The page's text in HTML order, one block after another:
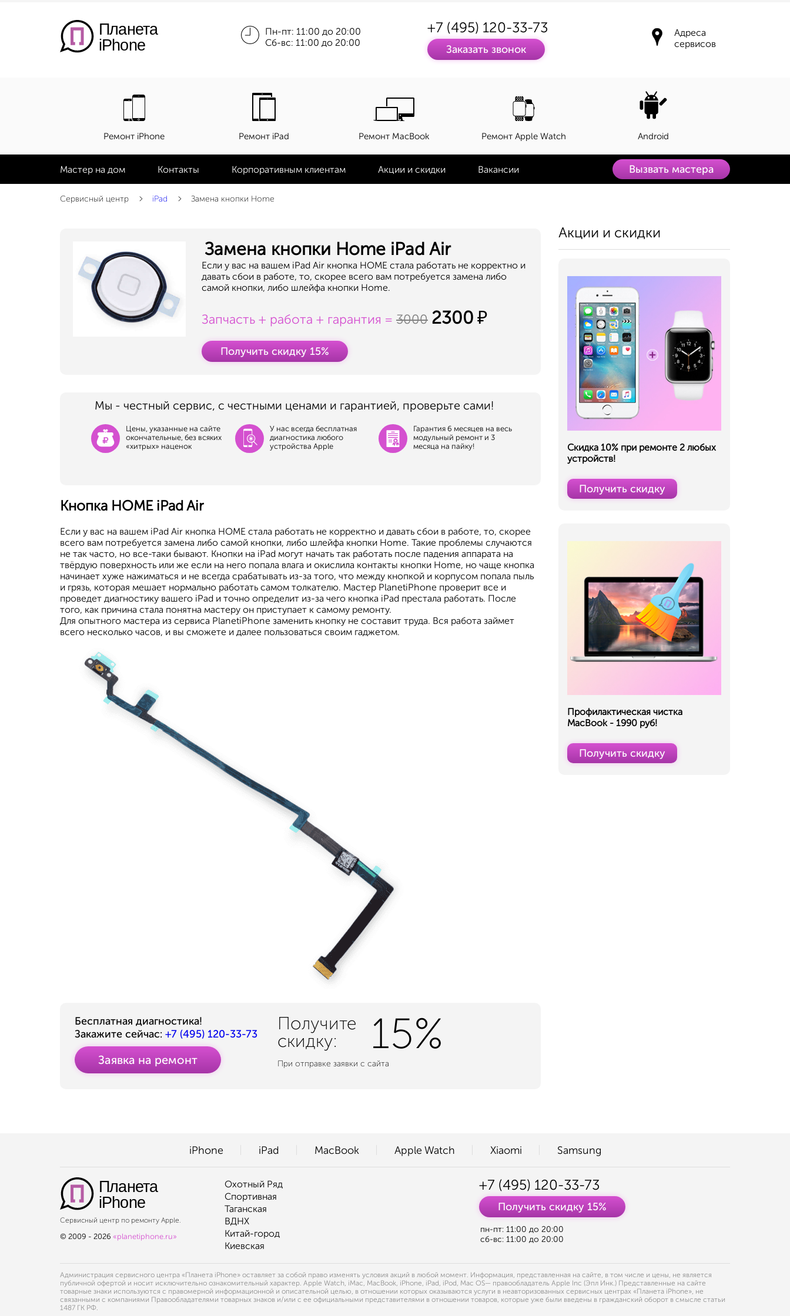
Планета
iPhone
Пн-пт: 11:00 до 20:00
Сб-вс: 11:00 до 20:00
+7 (495) 120-33-73
Заказать звонок
Адреса
сервисов
Ремонт iPhone Ремонт iPad Ремонт MacBook Ремонт Apple Watch Android
Мастер на дом Контакты Корпоративным клиентам Акции и скидки Вакансии Вызвать мастера
Сервисный центр iPad Замена кнопки Home
Замена кнопки Home iPad Air
Если у вас на вашем iPad Air кнопка HOME стала работать не корректно и
давать сбои в работе, то, скорее всего вам потребуется замена либо
самой кнопки, либо шлейфа кнопки Home.
Запчасть + работа + гарантия = 3000 2300
Получить скидку 15%
Мы - честный сервис, с честными ценами и гарантией, проверьте сами!
Цены, указанные на сайте
окончательные, без всяких
«хитрых» наценок
У нас всегда бесплатная
диагностика любого
устройства Apple
Гарантия 6 месяцев на весь
модульный ремонт и 3
месяца на пайку!
Кнопка HOME iPad Air
Если у вас на вашем iPad Air кнопка HOME стала работать не корректно и давать сбои в работе, то, скорее
всего вам потребуется замена либо самой кнопки, либо шлейфа кнопки Home. Такие проблемы случаются
не так часто, но все-таки бывают. Кнопки на iPad могут начать так работать после падения аппарата на
твёрдую поверхность или же если на него попала влага и окислила контакты кнопки Home, но чаще кнопка
начинает хуже нажиматься и не всегда срабатывать из-за того, что между кнопкой и корпусом попала пыль
и грязь, которая мешает нормально работать самом толкателю. Мастер PlanetiPhone проверит все и
проведет диагностику вашего iPad и точно определит из-за чего кнопка iPad престала работать. После
того, как причина стала понятна мастеру он приступает к самому ремонту.
Для опытного мастера из сервиса PlanetiPhone заменить кнопку не составит труда. Вся работа займет
всего несколько часов, и вы сможете и далее пользоваться своим гаджетом.
Бесплатная диагностика!
Закажите сейчас: +7 (495) 120-33-73
Заявка на ремонт
Получите
скидку:
15%
При отправке заявки с сайта
Акции и скидки
Скидка 10% при ремонте 2 любых
устройств!
Получить скидку
Профилактическая чистка
MacBook - 1990 руб!
Получить скидку
iPhone iPad MacBook Apple Watch Xiaomi Samsung
Планета
iPhone
Сервисный центр по ремонту Apple.
© 2009 - 2026 «planetiphone.ru»
Охотный Ряд
Спортивная
Таганская
ВДНХ
Китай-город
Киевская
+7 (495) 120-33-73
Получить скидку 15%
пн-пт: 11:00 до 20:00
сб-вс: 11:00 до 20:00
Администрация сервисного центра «Планета iPhone» оставляет за собой право изменять условия акций в любой момент. Информация, представленная на сайте, в том числе и цены, не является
публичной офертой и носит исключительно ознакомительный характер. Apple Watch, iMac, MacBook, iPhone, iPad, iPod, Mac OS— правообладатель Apple Inc (Эпл Инк.) Представленные на сайте
товарные знаки используются с правомерной информационной и описательной целью, в отношении которых оказываются услуги в неавторизованных сервисных центрах «Планета iPhone», не
связанными с компаниями Правообладателями товарных знаков и/или с ее официальными представителями в отношении товаров, которые уже были введены в гражданский оборот в смысле статьи
1487 ГК РФ.